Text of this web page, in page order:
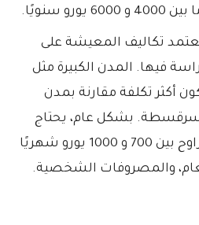
سنويًا.
تكاليف المعيشة على
فيها. المدن الكبيرة مثل
أكثر تكلفة مقارنة بمدن
سرقسطة. بشكل عام، يحتاج
الطالب إلى ميزانية تتراوح بين 700 و 1000 يورو شهريًا
والمصروفات الشخصية.